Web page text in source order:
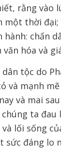
rằng vào
một thời
chấn
hóa và
tộc do
và mạnh
và mai
ta
và lối sống
sức đáng lo